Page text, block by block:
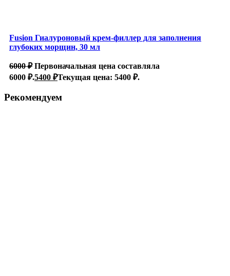
Fusion Гиалуроновый крем-филлер для заполнения
глубоких морщин, 30 мл
6000₽ Первоначальная цена составляла
6000 ₽.5400 ₽Текущая цена: 5400 ₽.
Рекомендуем